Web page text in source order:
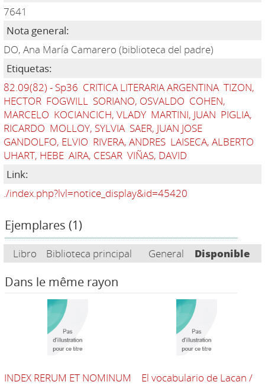
7641
Nota general:
DO, Ana María Camarero (biblioteca del padre)
Etiquetas:
82.09(82) - Sp36 CRITICA LITERARIA ARGENTINA TIZON,
HECTOR FOGWILL SORIANO, OSVALDO COHEN,
MARCELO KOCIANCICH, VLADY MARTINI, JUAN PIGLIA,
RICARDO MOLLOY, SYLVIA SAER, JUAN JOSE
GANDOLFO, ELVIO RIVERA, ANDRES LAISECA, ALBERTO
UHART, HEBE AIRA, CESAR VIÑAS, DAVID
Link:
./index.php?lvl=notice_display&id=45420
Ejemplares (1)
Libro Biblioteca principal General Disponible
Dans le même rayon
INDEX RERUM ET NOMINUM
El vocabulario de Lacan /